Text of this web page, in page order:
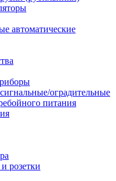
автоматические
оградительные
питания
розетки